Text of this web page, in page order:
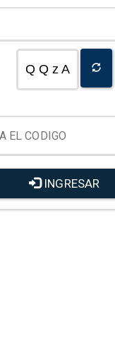
Q Q z A
INGRESAR